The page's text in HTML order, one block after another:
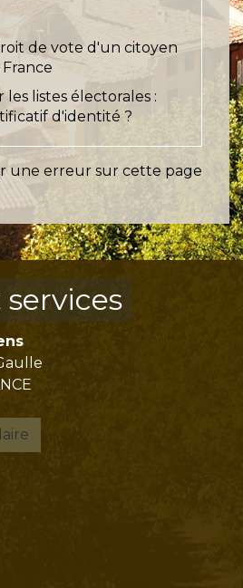
de vote d'un citoyen
les listes électorales :
d'identité ?
une erreur sur cette page